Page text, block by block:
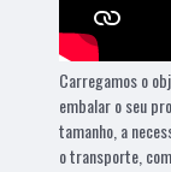
Carregamos o
embalar o seu
tamanho, a
o transporte,